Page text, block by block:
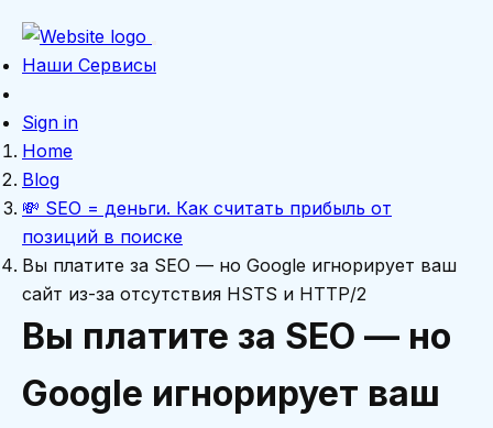
Наши Сервисы
Sign in
Home
Blog
💸 SEO = деньги. Как считать прибыль от
позиций в поиске
Вы платите за SEO — но Google игнорирует ваш
сайт из-за отсутствия HSTS и HTTP/2
Вы платите за SEO — но
Google игнорирует ваш